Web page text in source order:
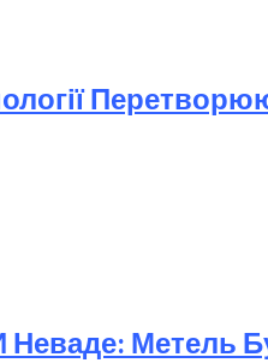
Метель